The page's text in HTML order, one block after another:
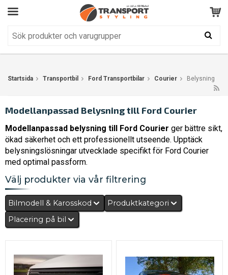
Kundservice
Startsida Transportbil Ford Transportbilar Courier Belysning
Modellanpassad Belysning till Ford Courier
Modellanpassad belysning till Ford Courier ger bättre sikt,
ökad säkerhet och ett professionellt utseende. Upptäck
belysningslösningar utvecklade specifikt för Ford Courier
med optimal passform.
Välj produkter via vår filtrering
Bilmodell & Karosskod
Produktkategori
Placering på bil